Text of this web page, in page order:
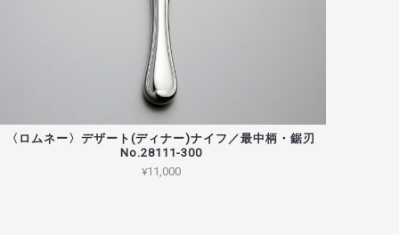
〈ロムネー〉デザート(ディナー)ナイフ／最中柄・鋸刃
No.28111-300
¥11,000